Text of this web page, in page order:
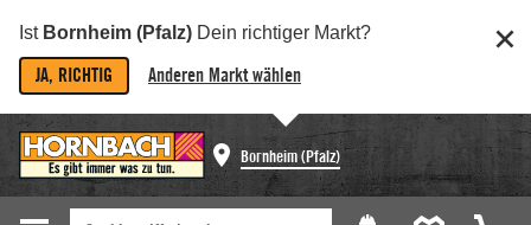
Ist Bornheim (Pfalz) Dein richtiger Markt?
JA, RICHTIG Anderen Markt wählen
Bornheim (Pfalz)